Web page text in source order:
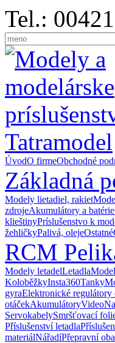
Tel.:
ÚvodO firmeObchodné
Základná
Modely lietadiel, rakiet
zdrojeAkumulátory a batérie
klieštinyPríslušenstvo k
žehličkyPalivá, olejeOstatné
RCM
Modely letadelLetadla
KoloběžkyInsta360Tanky
gyraElektronické regulátory
otáčekAkumulátoryVideo
ServokabelySmršťovací
Příslušenství letadla
materiálNářadíPřepravní